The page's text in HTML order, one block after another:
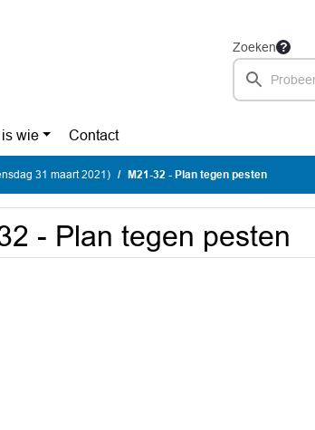
Zoeken
wie Contact
31 maart 2021) M21-32 - Plan tegen pesten
- Plan tegen pesten